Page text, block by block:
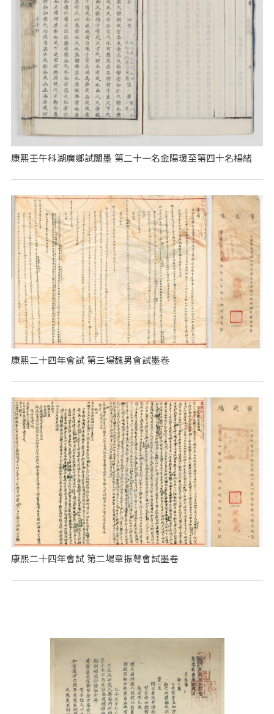
康熙壬午科湖廣鄉試闈墨 第二十一名金陽瑗至第四十名楊緒
康熙二十四年會試 第三場魏男會試墨卷
康熙二十四年會試 第二場章振萼會試墨卷